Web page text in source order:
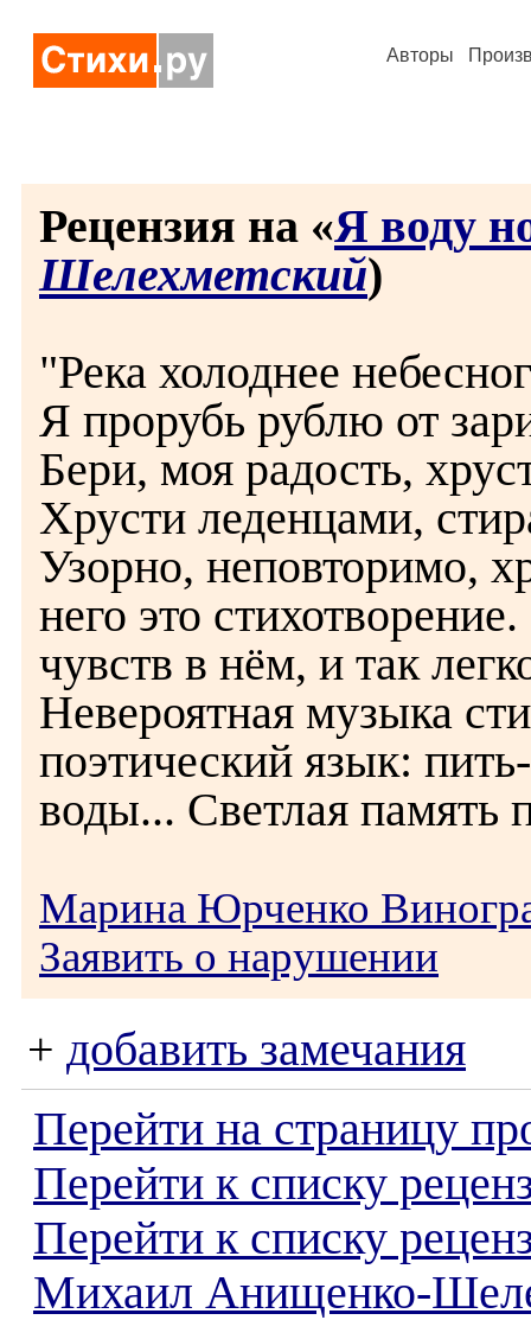
Авторы
Рецензия на «Я воду
Шелехметский)
"Река холоднее
Я прорубь рублю от
Бери, моя радость,
Хрусти леденцами,
Узорно, неповторимо,
него это
чувств в нём, и так
Невероятная музыка
поэтический язык:
воды... Светлая память
Марина Юрченко
Заявить о нарушении
+ добавить замечания
Перейти на страницу
Перейти к списку
Перейти к списку
Михаил Анищенко-